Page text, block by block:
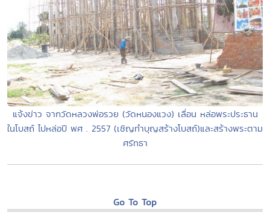
แจ้งข่าว จากวัดหลวงพ่อรวย (วัดหนองแวง) เลื่อน หล่อพระประธาน
ในโบสถ์ ไปหล่อปี พศ . 2557 (เชิญทำบุญสร้างโบสถ์)และสร้างพระตาม
ศรัทธา
Go To Top